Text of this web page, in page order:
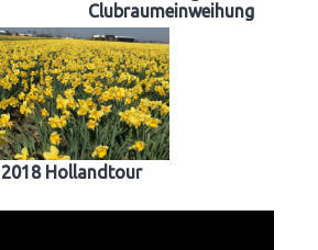
Clubraumeinweihung
2018 Hollandtour